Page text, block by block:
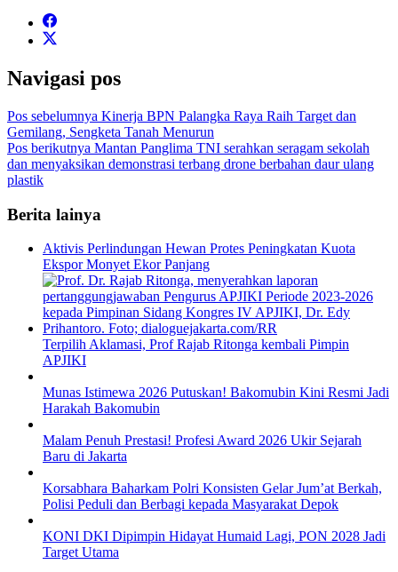
Navigasi pos
Pos sebelumnya Kinerja BPN Palangka Raya Raih Target dan
Gemilang, Sengketa Tanah Menurun
Pos berikutnya Mantan Panglima TNI serahkan seragam sekolah
dan menyaksikan demonstrasi terbang drone berbahan daur ulang
plastik
Berita lainya
Aktivis Perlindungan Hewan Protes Peningkatan Kuota
Ekspor Monyet Ekor Panjang
Terpilih Aklamasi, Prof Rajab Ritonga kembali Pimpin
APJIKI
Munas Istimewa 2026 Putuskan! Bakomubin Kini Resmi Jadi
Harakah Bakomubin
Malam Penuh Prestasi! Profesi Award 2026 Ukir Sejarah
Baru di Jakarta
Korsabhara Baharkam Polri Konsisten Gelar Jum’at Berkah,
Polisi Peduli dan Berbagi kepada Masyarakat Depok
KONI DKI Dipimpin Hidayat Humaid Lagi, PON 2028 Jadi
Target Utama